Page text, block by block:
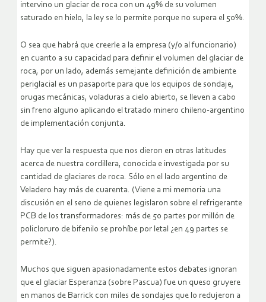
intervino un glaciar de roca con un 49% de su volumen
saturado en hielo, la ley se lo permite porque no supera el 50%.
O sea que habrá que creerle a la empresa (y/o al funcionario)
en cuanto a su capacidad para definir el volumen del glaciar de
roca, por un lado, además semejante definición de ambiente
periglacial es un pasaporte para que los equipos de sondaje,
orugas mecánicas, voladuras a cielo abierto, se lleven a cabo
sin freno alguno aplicando el tratado minero chileno-argentino
de implementación conjunta.
Hay que ver la respuesta que nos dieron en otras latitudes
acerca de nuestra cordillera, conocida e investigada por su
cantidad de glaciares de roca. Sólo en el lado argentino de
Veladero hay más de cuarenta. (Viene a mi memoria una
discusión en el seno de quienes legislaron sobre el refrigerante
PCB de los transformadores: más de 50 partes por millón de
policloruro de bifenilo se prohíbe por letal ¿en 49 partes se
permite?).
Muchos que siguen apasionadamente estos debates ignoran
que el glaciar Esperanza (sobre Pascua) fue un queso gruyere
en manos de Barrick con miles de sondajes que lo redujeron a